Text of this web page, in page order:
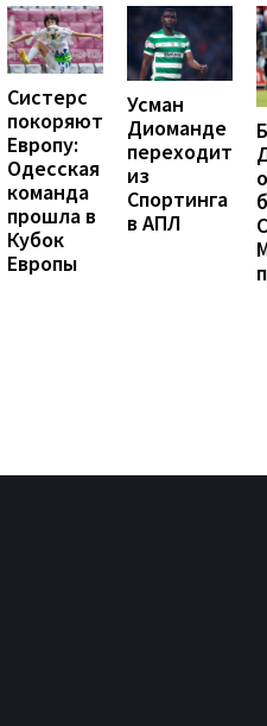
Систерс
покоряют
Европу:
Одесская
команда
прошла в
Кубок
Европы
Усман
Диоманде
переходит
из
Спортинга
в АПЛ